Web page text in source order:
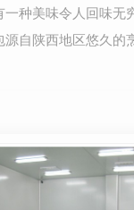
一种美味令人回味
源自陕西地区悠久的
理解和热爱。陕西面